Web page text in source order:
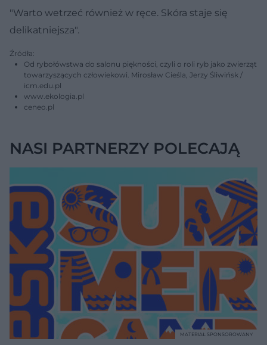
"Warto wetrzeć również w ręce. Skóra staje się
delikatniejsza".
Źródła:
Od rybołówstwa do salonu piękności, czyli o roli ryb jako zwierząt
towarzyszących człowiekowi. Mirosław Cieśla, Jerzy Śliwińsk /
icm.edu.pl
www.ekologia.pl
ceneo.pl
NASI PARTNERZY POLECAJĄ
MATERIAŁ SPONSOROWANY